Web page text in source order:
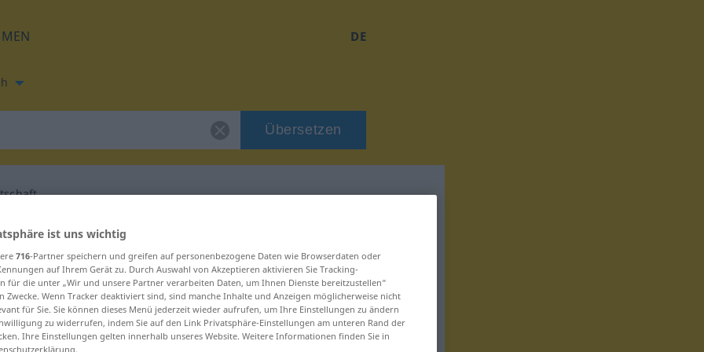
DE
Übersetzen
für "Hiobsbotschaft"
ist uns wichtig
716-Partner speichern und greifen auf personenbezogene Daten wie Browserdaten oder
auf Ihrem Gerät zu. Durch Auswahl von Akzeptieren aktivieren Sie Tracking-
für die unter „Wir und unsere Partner verarbeiten Daten, um Ihnen Dienste bereitzustellen“
Zwecke. Wenn Tracker deaktiviert sind, sind manche Inhalte und Anzeigen möglicherweise nicht
für Sie. Sie können dieses Menü jederzeit wieder aufrufen, um Ihre Einstellungen zu ändern
zu widerrufen, indem Sie auf den Link Privatsphäre-Einstellungen am unteren Rand der
Ihre Einstellungen gelten innerhalb unseres Website. Weitere Informationen finden Sie in